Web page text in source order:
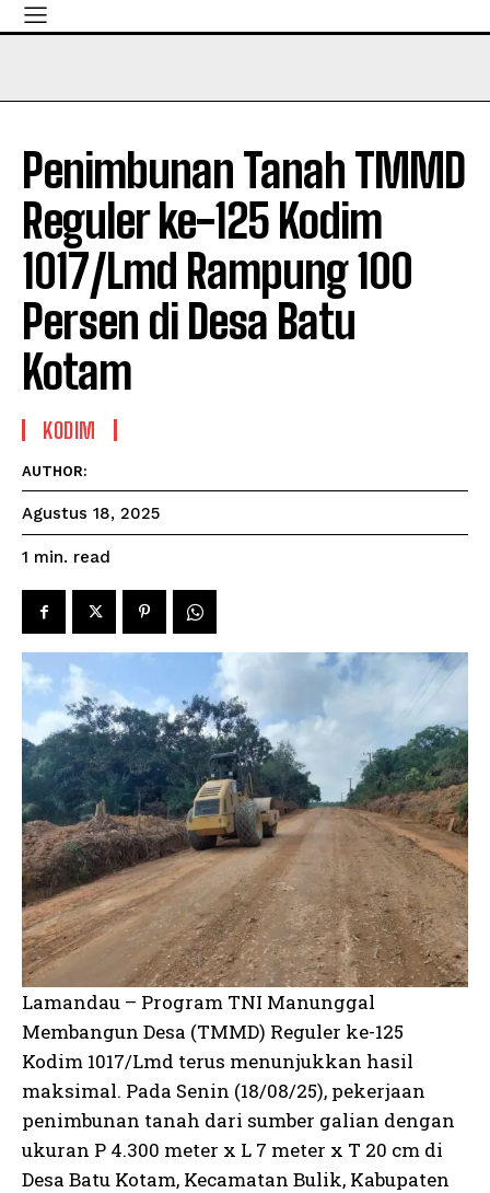
Penimbunan Tanah TMMD
Reguler ke-125 Kodim
1017/Lmd Rampung 100
Persen di Desa Batu
Kotam
KODIM
AUTHOR:
Agustus 18, 2025
1 min. read
Lamandau – Program TNI Manunggal
Membangun Desa (TMMD) Reguler ke-125
Kodim 1017/Lmd terus menunjukkan hasil
maksimal. Pada Senin (18/08/25), pekerjaan
penimbunan tanah dari sumber galian dengan
ukuran P 4.300 meter x L 7 meter x T 20 cm di
Desa Batu Kotam, Kecamatan Bulik, Kabupaten